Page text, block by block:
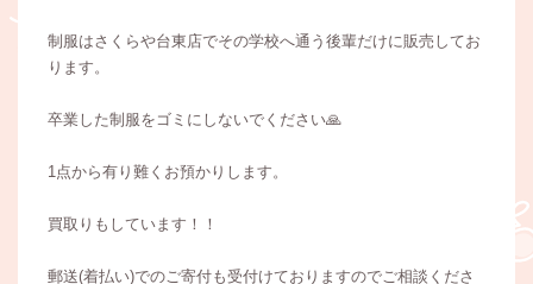
制服はさくらや台東店でその学校へ通う後輩だけに販売してお
ります。
卒業した制服をゴミにしないでください🙏
1点から有り難くお預かりします。
買取りもしています！！
郵送(着払い)でのご寄付も受付けておりますのでご相談くださ